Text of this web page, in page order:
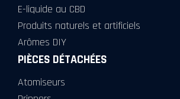
E-liquide au CBD
Produits naturels et artificiels
Arômes DIY
PIÈCES DÉTACHÉES
Atomiseurs